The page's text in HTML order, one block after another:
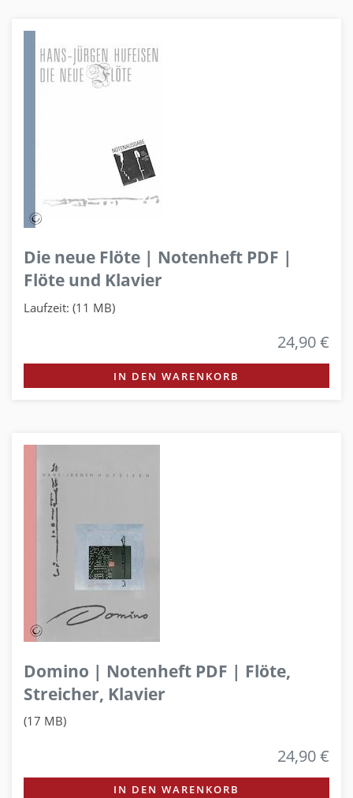
Die neue Flöte | Notenheft PDF |
Flöte und Klavier
Laufzeit: (11 MB)
24,90 €
IN DEN WARENKORB
Domino | Notenheft PDF | Flöte,
Streicher, Klavier
(17 MB)
24,90 €
IN DEN WARENKORB